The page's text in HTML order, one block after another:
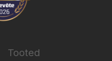
Tooted